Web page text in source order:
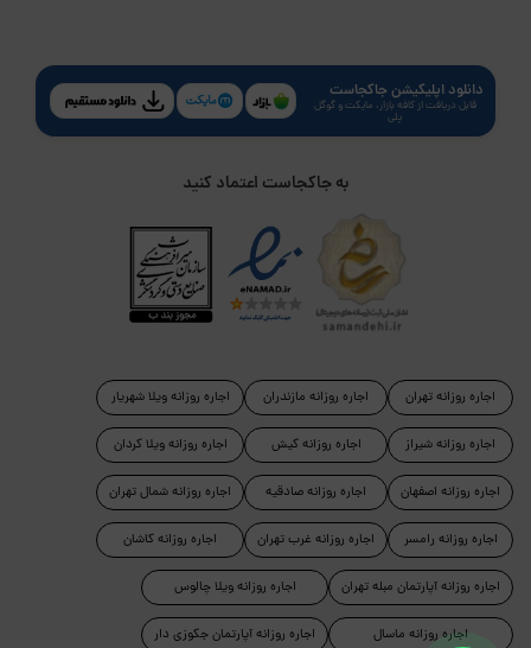
دانلود اپلیکیشن جاکجاست
قابل دریافت از کافه بازار، مایکت و گوگل
پلی
به جاکجاست اعتماد کنید
اجاره روزانه تهران
اجاره روزانه شیراز
اجاره روزانه اصفهان
اجاره روزانه رامسر
اجاره روزانه مازندران
اجاره روزانه کیش
اجاره روزانه صادقیه
اجاره روزانه غرب تهران
اجاره روزانه ویلا شهریار
اجاره روزانه ویلا کردان
اجاره روزانه شمال تهران
اجاره روزانه کاشان
اجاره روزانه آپارتمان مبله تهران
اجاره روزانه ماسال
اجاره روزانه ویلا چالوس
اجاره روزانه آپارتمان جکوزی دار